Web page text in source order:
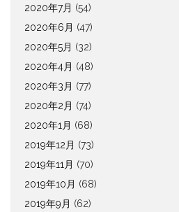
2020年7月 (54)
2020年6月 (47)
2020年5月 (32)
2020年4月 (48)
2020年3月 (77)
2020年2月 (74)
2020年1月 (68)
2019年12月 (73)
2019年11月 (70)
2019年10月 (68)
2019年9月 (62)